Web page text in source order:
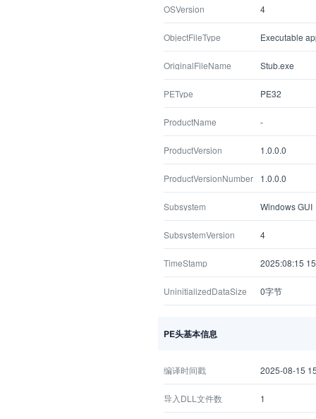
OSVersion 4
ObjectFileType Executable
OriginalFileName Stub.exe
PEType PE32
ProductName -
ProductVersion 1.0.0.0
ProductVersionNumber 1.0.0.0
Subsystem Windows GUI
SubsystemVersion 4
TimeStamp 2025:08:15
UninitializedDataSize 0字节
PE头基本信息
编译时间戳 2025-08-15
导入DLL文件数 1